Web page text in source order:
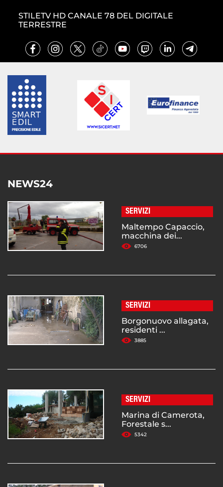
STILETV HD CANALE 78 DEL DIGITALE
TERRESTRE
NEWS24
SERVIZI
Maltempo Capaccio,
macchina dei...
6706
SERVIZI
Borgonuovo allagata,
residenti ...
3885
SERVIZI
Marina di Camerota,
Forestale s...
5342